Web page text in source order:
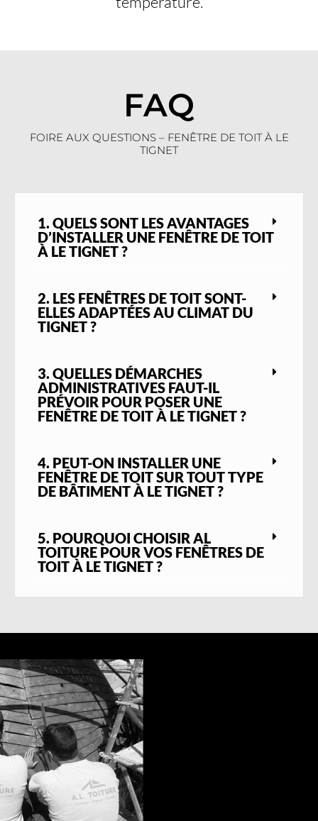
FAQ
FOIRE AUX QUESTIONS – FENÊTRE DE TOIT À LE
TIGNET
1. QUELS SONT LES AVANTAGES
D’INSTALLER UNE FENÊTRE DE TOIT
À LE TIGNET ?
2. LES FENÊTRES DE TOIT SONT-
ELLES ADAPTÉES AU CLIMAT DU
TIGNET ?
3. QUELLES DÉMARCHES
ADMINISTRATIVES FAUT-IL
PRÉVOIR POUR POSER UNE
FENÊTRE DE TOIT À LE TIGNET ?
4. PEUT-ON INSTALLER UNE
FENÊTRE DE TOIT SUR TOUT TYPE
DE BÂTIMENT À LE TIGNET ?
5. POURQUOI CHOISIR AL
TOITURE POUR VOS FENÊTRES DE
TOIT À LE TIGNET ?